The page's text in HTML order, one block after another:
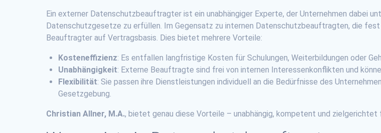
Ein externer Datenschutzbeauftragter ist ein unabhängiger Experte, der Unternehmen dabei
Datenschutzgesetze zu erfüllen. Im Gegensatz zu internen Datenschutzbeauftragten, die
Beauftragter auf Vertragsbasis. Dies bietet mehrere Vorteile:
Kosteneffizienz: Es entfallen langfristige Kosten für Schulungen, Weiterbildungen oder
Unabhängigkeit: Externe Beauftragte sind frei von internen Interessenkonflikten und
Flexibilität: Sie passen ihre Dienstleistungen individuell an die Bedürfnisse des
Gesetzgebung.
Christian Allner, M.A., bietet genau diese Vorteile – unabhängig, kompetent und zielgerichtet